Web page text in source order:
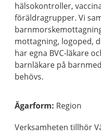
hälsokontroller,
föräldragrupper. Vi
mottagning, logoped,
har egna BVC-läkare
barnläkare på
behövs.
Ägarform: Region
Verksamheten tillhör